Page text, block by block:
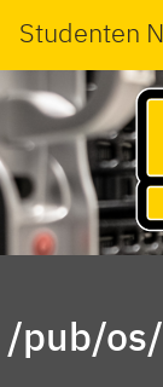
Studenten
/pub/